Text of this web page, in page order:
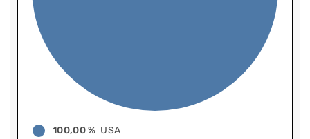
100,00 % USA